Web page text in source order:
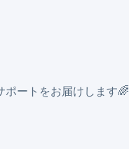
ポートをお届けします🌈